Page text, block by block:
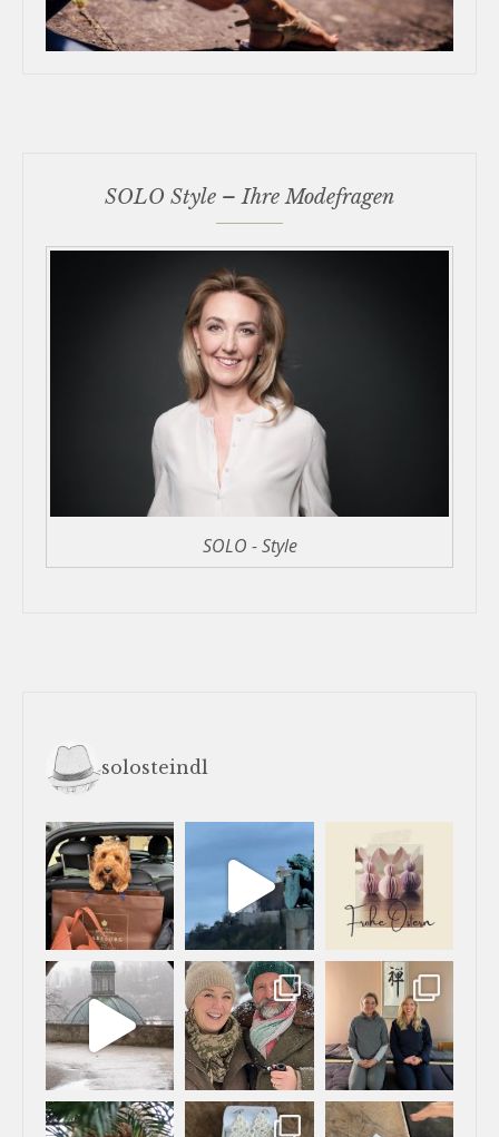
SOLO Style – Ihre Modefragen
SOLO - Style
solosteindl